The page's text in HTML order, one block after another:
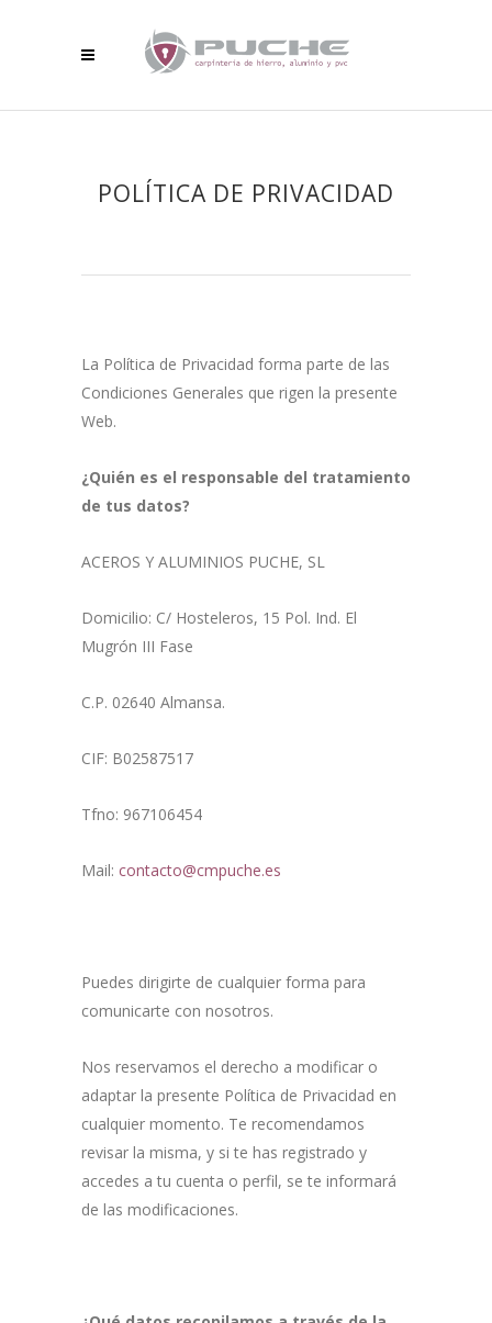
POLÍTICA DE PRIVACIDAD
La Política de Privacidad forma parte de las
Condiciones Generales que rigen la presente
Web.
¿Quién es el responsable del tratamiento
de tus datos?
ACEROS Y ALUMINIOS PUCHE, SL
Domicilio: C/ Hosteleros, 15 Pol. Ind. El
Mugrón III Fase
C.P. 02640 Almansa.
CIF: B02587517
Tfno: 967106454
Mail: contacto@cmpuche.es
Puedes dirigirte de cualquier forma para
comunicarte con nosotros.
Nos reservamos el derecho a modificar o
adaptar la presente Política de Privacidad en
cualquier momento. Te recomendamos
revisar la misma, y si te has registrado y
accedes a tu cuenta o perfil, se te informará
de las modificaciones.